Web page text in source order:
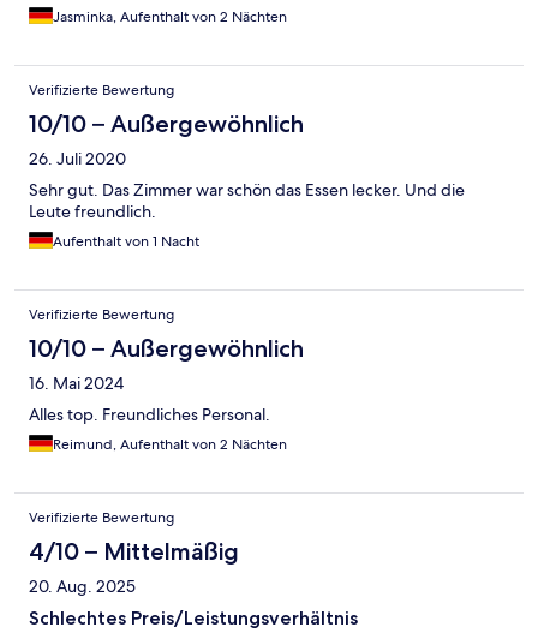
Jasminka, Aufenthalt von 2 Nächten
Verifizierte Bewertung
10/10 – Außergewöhnlich
26. Juli 2020
Sehr gut. Das Zimmer war schön das Essen lecker. Und die
Leute freundlich.
Aufenthalt von 1 Nacht
Verifizierte Bewertung
10/10 – Außergewöhnlich
16. Mai 2024
Alles top. Freundliches Personal.
Reimund, Aufenthalt von 2 Nächten
Verifizierte Bewertung
4/10 – Mittelmäßig
20. Aug. 2025
Schlechtes Preis/Leistungsverhältnis